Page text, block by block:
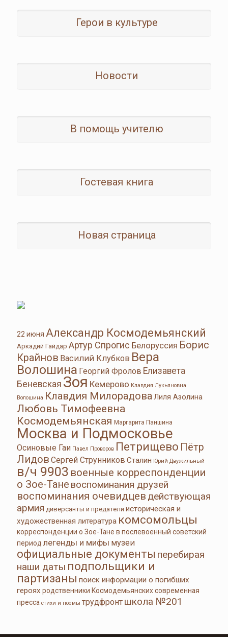
Герои в культуре
Новости
В помощь учителю
Гостевая книга
Новая страница
22 июня Александр Космодемьянский
Аркадий Гайдар Артур Спрогис Белоруссия Борис
Крайнов Василий Клубков Вера
Волошина Георгий Фролов Елизавета
Беневская Зоя Кемерово Клавдия Лукьяновна
Волошина Клавдия МилорадоваЛиля Азолина
Любовь Тимофеевна
Космодемьянская Маргарита Паншина
Москва и Подмосковье
Осиновые Гаи Павел Проворов Петрищево Пётр
Лидов Сергей Струнников Сталин Юрий Двужильный
в/ч 9903 военные корреспонденции
о Зое-Тане воспоминания друзей
воспоминания очевидцев действующая
армия диверсанты и предатели историческая и
художественная литература комсомольцы
корреспонденции о Зое-Тане в послевоенный советский
период легенды и мифы музеи
официальные документы перебирая
наши даты подпольщики и
партизаны поиск информации о погибших
героях родственники Космодемьянскихсовременная
пресса стихи и поэмы трудфронт школа №201